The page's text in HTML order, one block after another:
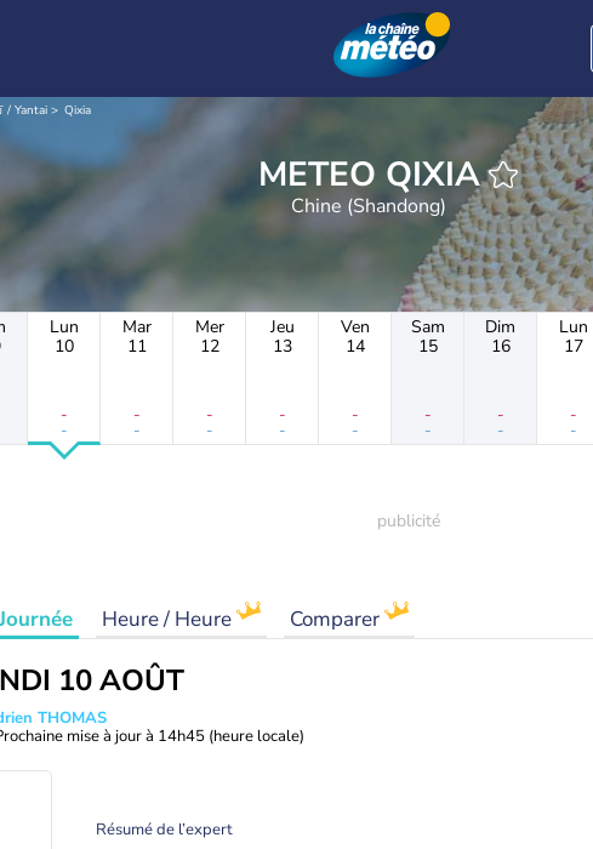
/ Yantai Qixia
METEO QIXIA
Chine (Shandong)
Lun
10
-
-
Mar
11
-
-
Mer
12
-
-
Jeu
13
-
-
Ven
14
-
-
Sam
15
-
-
Dim
16
-
-
Lun
17
-
-
Journée Heure / Heure Comparer
10 AOÛT
THOMAS
mise à jour à 14h45 (heure locale)
Résumé de l’expert